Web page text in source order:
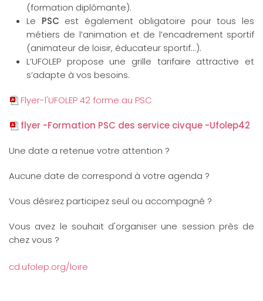
(formation diplômante).
Le PSC est également obligatoire pour tous les
métiers de l’animation et de l’encadrement sportif
(animateur de loisir, éducateur sportif...).
L’UFOLEP propose une grille tarifaire attractive et
s’adapte à vos besoins.
Flyer-l'UFOLEP 42 forme au PSC
flyer -Formation PSC des service civque -Ufolep42
Une date a retenue votre attention ?
Aucune date de correspond à votre agenda ?
Vous désirez participez seul ou accompagné ?
Vous avez le souhait d'organiser une session près de
chez vous ?
cd.ufolep.org/loire